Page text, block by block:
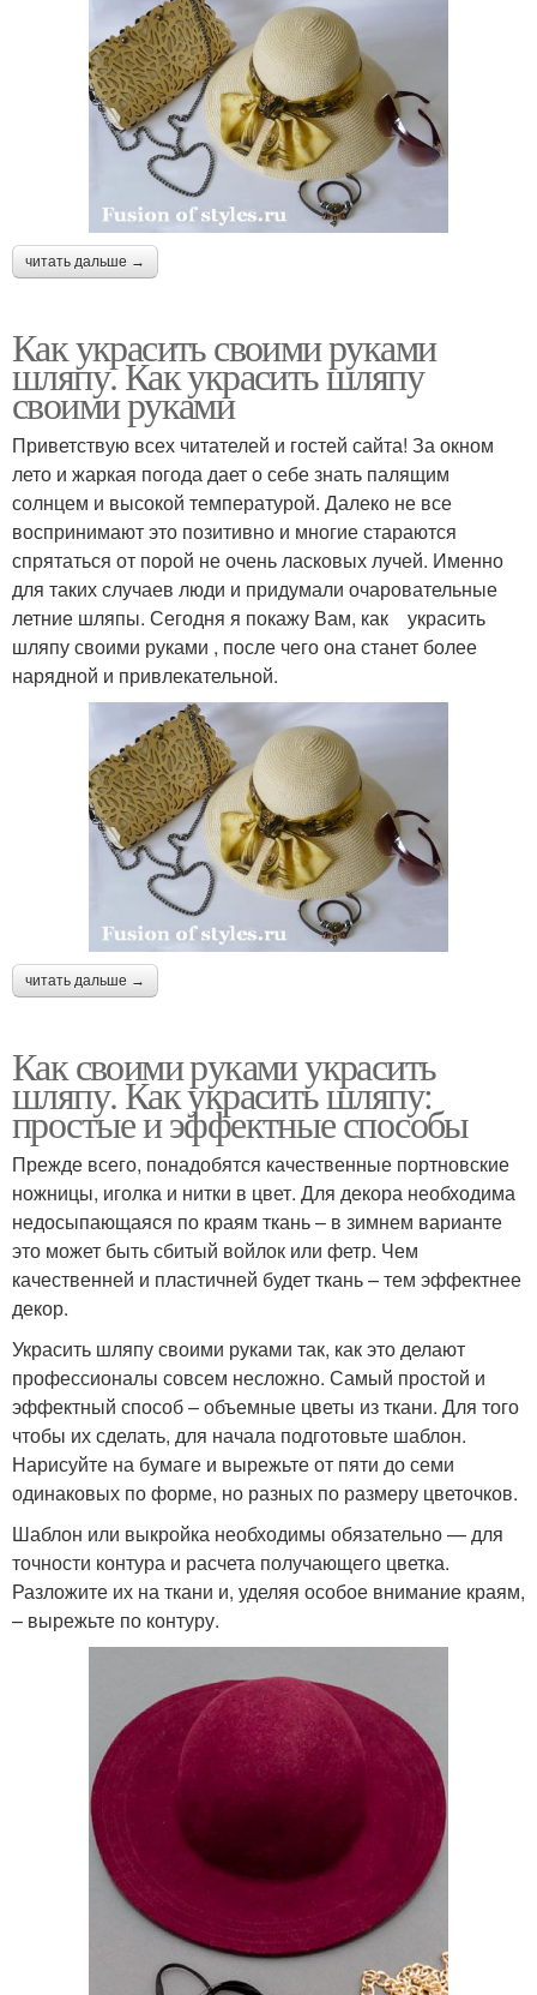
читать дальше →
Как украсить своими руками
шляпу. Как украсить шляпу
своими руками
Приветствую всех читателей и гостей сайта! За окном
лето и жаркая погода дает о себе знать палящим
солнцем и высокой температурой. Далеко не все
воспринимают это позитивно и многие стараются
спрятаться от порой не очень ласковых лучей. Именно
для таких случаев люди и придумали очаровательные
летние шляпы. Сегодня я покажу Вам, как украсить
шляпу своими руками , после чего она станет более
нарядной и привлекательной.
читать дальше →
Как своими руками украсить
шляпу. Как украсить шляпу:
простые и эффектные способы
Прежде всего, понадобятся качественные портновские
ножницы, иголка и нитки в цвет. Для декора необходима
недосыпающаяся по краям ткань – в зимнем варианте
это может быть сбитый войлок или фетр. Чем
качественней и пластичней будет ткань – тем эффектнее
декор.
Украсить шляпу своими руками так, как это делают
профессионалы совсем несложно. Самый простой и
эффектный способ – объемные цветы из ткани. Для того
чтобы их сделать, для начала подготовьте шаблон.
Нарисуйте на бумаге и вырежьте от пяти до семи
одинаковых по форме, но разных по размеру цветочков.
Шаблон или выкройка необходимы обязательно — для
точности контура и расчета получающего цветка.
Разложите их на ткани и, уделяя особое внимание краям,
– вырежьте по контуру.